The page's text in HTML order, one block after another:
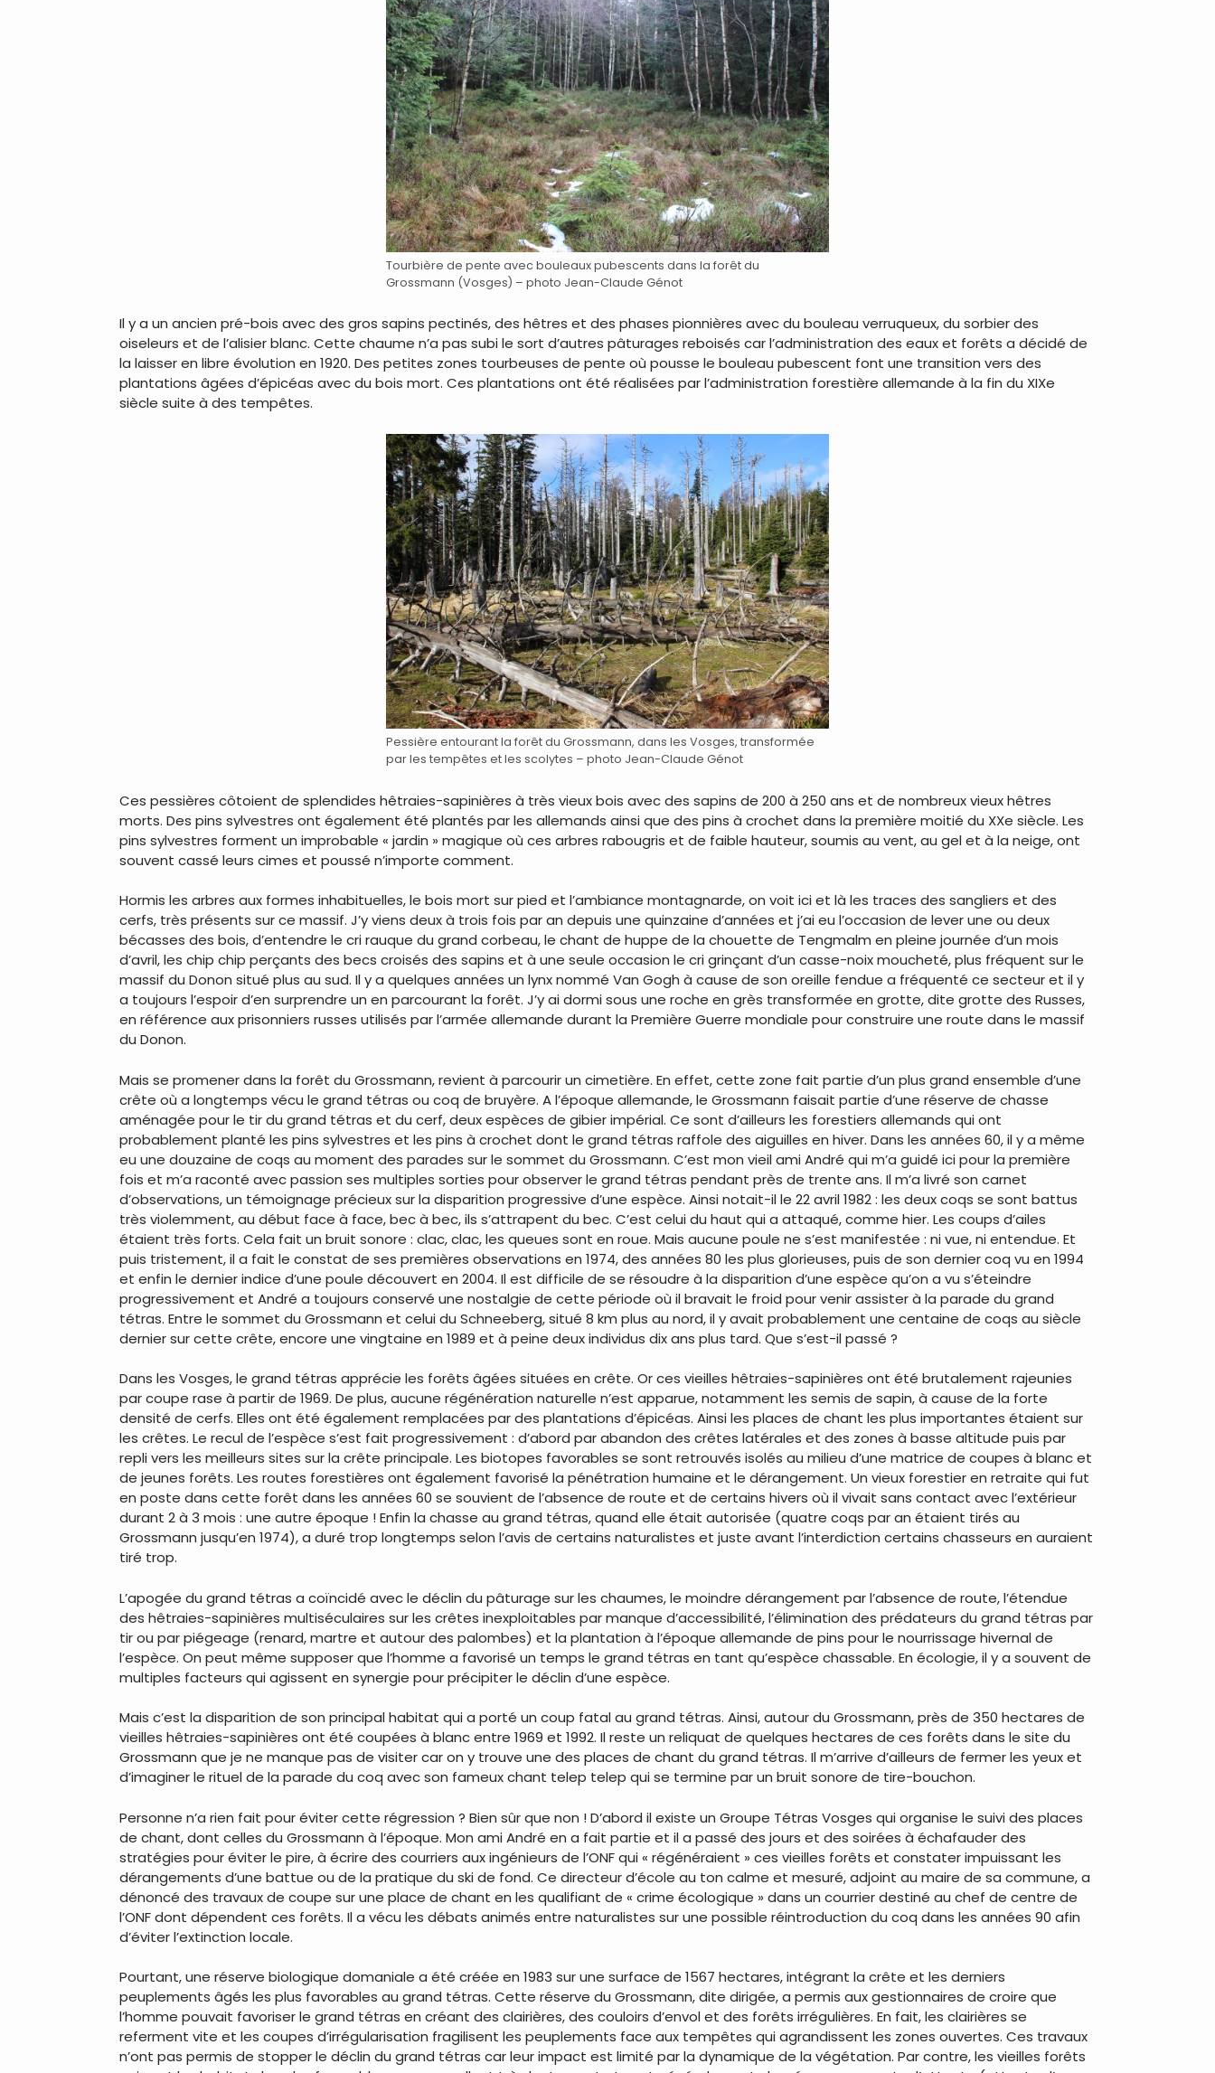
Tourbière de pente avec bouleaux pubescents dans la forêt du
Grossmann (Vosges) – photo Jean-Claude Génot
Il y a un ancien pré-bois avec des gros sapins pectinés, des hêtres et des phases pionnières avec du bouleau verruqueux, du sorbier des
oiseleurs et de l’alisier blanc. Cette chaume n’a pas subi le sort d’autres pâturages reboisés car l’administration des eaux et forêts a décidé de
la laisser en libre évolution en 1920. Des petites zones tourbeuses de pente où pousse le bouleau pubescent font une transition vers des
plantations âgées d’épicéas avec du bois mort. Ces plantations ont été réalisées par l’administration forestière allemande à la fin du XIXe
siècle suite à des tempêtes.
Pessière entourant la forêt du Grossmann, dans les Vosges, transformée
par les tempêtes et les scolytes – photo Jean-Claude Génot
Ces pessières côtoient de splendides hêtraies-sapinières à très vieux bois avec des sapins de 200 à 250 ans et de nombreux vieux hêtres
morts. Des pins sylvestres ont également été plantés par les allemands ainsi que des pins à crochet dans la première moitié du XXe siècle. Les
pins sylvestres forment un improbable « jardin » magique où ces arbres rabougris et de faible hauteur, soumis au vent, au gel et à la neige, ont
souvent cassé leurs cimes et poussé n’importe comment.
Hormis les arbres aux formes inhabituelles, le bois mort sur pied et l’ambiance montagnarde, on voit ici et là les traces des sangliers et des
cerfs, très présents sur ce massif. J’y viens deux à trois fois par an depuis une quinzaine d’années et j’ai eu l’occasion de lever une ou deux
bécasses des bois, d’entendre le cri rauque du grand corbeau, le chant de huppe de la chouette de Tengmalm en pleine journée d’un mois
d’avril, les chip chip perçants des becs croisés des sapins et à une seule occasion le cri grinçant d’un casse-noix moucheté, plus fréquent sur le
massif du Donon situé plus au sud. Il y a quelques années un lynx nommé Van Gogh à cause de son oreille fendue a fréquenté ce secteur et il y
a toujours l’espoir d’en surprendre un en parcourant la forêt. J’y ai dormi sous une roche en grès transformée en grotte, dite grotte des Russes,
en référence aux prisonniers russes utilisés par l’armée allemande durant la Première Guerre mondiale pour construire une route dans le massif
du Donon.
Mais se promener dans la forêt du Grossmann, revient à parcourir un cimetière. En effet, cette zone fait partie d’un plus grand ensemble d’une
crête où a longtemps vécu le grand tétras ou coq de bruyère. A l’époque allemande, le Grossmann faisait partie d’une réserve de chasse
aménagée pour le tir du grand tétras et du cerf, deux espèces de gibier impérial. Ce sont d’ailleurs les forestiers allemands qui ont
probablement planté les pins sylvestres et les pins à crochet dont le grand tétras raffole des aiguilles en hiver. Dans les années 60, il y a même
eu une douzaine de coqs au moment des parades sur le sommet du Grossmann. C’est mon vieil ami André qui m’a guidé ici pour la première
fois et m’a raconté avec passion ses multiples sorties pour observer le grand tétras pendant près de trente ans. Il m’a livré son carnet
d’observations, un témoignage précieux sur la disparition progressive d’une espèce. Ainsi notait-il le 22 avril 1982 : les deux coqs se sont battus
très violemment, au début face à face, bec à bec, ils s’attrapent du bec. C’est celui du haut qui a attaqué, comme hier. Les coups d’ailes
étaient très forts. Cela fait un bruit sonore : clac, clac, les queues sont en roue. Mais aucune poule ne s’est manifestée : ni vue, ni entendue. Et
puis tristement, il a fait le constat de ses premières observations en 1974, des années 80 les plus glorieuses, puis de son dernier coq vu en 1994
et enfin le dernier indice d’une poule découvert en 2004. Il est difficile de se résoudre à la disparition d’une espèce qu’on a vu s’éteindre
progressivement et André a toujours conservé une nostalgie de cette période où il bravait le froid pour venir assister à la parade du grand
tétras. Entre le sommet du Grossmann et celui du Schneeberg, situé 8 km plus au nord, il y avait probablement une centaine de coqs au siècle
dernier sur cette crête, encore une vingtaine en 1989 et à peine deux individus dix ans plus tard. Que s’est-il passé ?
Dans les Vosges, le grand tétras apprécie les forêts âgées situées en crête. Or ces vieilles hêtraies-sapinières ont été brutalement rajeunies
par coupe rase à partir de 1969. De plus, aucune régénération naturelle n’est apparue, notamment les semis de sapin, à cause de la forte
densité de cerfs. Elles ont été également remplacées par des plantations d’épicéas. Ainsi les places de chant les plus importantes étaient sur
les crêtes. Le recul de l’espèce s’est fait progressivement : d’abord par abandon des crêtes latérales et des zones à basse altitude puis par
repli vers les meilleurs sites sur la crête principale. Les biotopes favorables se sont retrouvés isolés au milieu d’une matrice de coupes à blanc et
de jeunes forêts. Les routes forestières ont également favorisé la pénétration humaine et le dérangement. Un vieux forestier en retraite qui fut
en poste dans cette forêt dans les années 60 se souvient de l’absence de route et de certains hivers où il vivait sans contact avec l’extérieur
durant 2 à 3 mois : une autre époque ! Enfin la chasse au grand tétras, quand elle était autorisée (quatre coqs par an étaient tirés au
Grossmann jusqu’en 1974), a duré trop longtemps selon l’avis de certains naturalistes et juste avant l’interdiction certains chasseurs en auraient
tiré trop.
L’apogée du grand tétras a coïncidé avec le déclin du pâturage sur les chaumes, le moindre dérangement par l’absence de route, l’étendue
des hêtraies-sapinières multiséculaires sur les crêtes inexploitables par manque d’accessibilité, l’élimination des prédateurs du grand tétras par
tir ou par piégeage (renard, martre et autour des palombes) et la plantation à l’époque allemande de pins pour le nourrissage hivernal de
l’espèce. On peut même supposer que l’homme a favorisé un temps le grand tétras en tant qu’espèce chassable. En écologie, il y a souvent de
multiples facteurs qui agissent en synergie pour précipiter le déclin d’une espèce.
Mais c’est la disparition de son principal habitat qui a porté un coup fatal au grand tétras. Ainsi, autour du Grossmann, près de 350 hectares de
vieilles hêtraies-sapinières ont été coupées à blanc entre 1969 et 1992. Il reste un reliquat de quelques hectares de ces forêts dans le site du
Grossmann que je ne manque pas de visiter car on y trouve une des places de chant du grand tétras. Il m’arrive d’ailleurs de fermer les yeux et
d’imaginer le rituel de la parade du coq avec son fameux chant telep telep qui se termine par un bruit sonore de tire-bouchon.
Personne n’a rien fait pour éviter cette régression ? Bien sûr que non ! D’abord il existe un Groupe Tétras Vosges qui organise le suivi des places
de chant, dont celles du Grossmann à l’époque. Mon ami André en a fait partie et il a passé des jours et des soirées à échafauder des
stratégies pour éviter le pire, à écrire des courriers aux ingénieurs de l’ONF qui « régénéraient » ces vieilles forêts et constater impuissant les
dérangements d’une battue ou de la pratique du ski de fond. Ce directeur d’école au ton calme et mesuré, adjoint au maire de sa commune, a
dénoncé des travaux de coupe sur une place de chant en les qualifiant de « crime écologique » dans un courrier destiné au chef de centre de
l’ONF dont dépendent ces forêts. Il a vécu les débats animés entre naturalistes sur une possible réintroduction du coq dans les années 90 afin
d’éviter l’extinction locale.
Pourtant, une réserve biologique domaniale a été créée en 1983 sur une surface de 1567 hectares, intégrant la crête et les derniers
peuplements âgés les plus favorables au grand tétras. Cette réserve du Grossmann, dite dirigée, a permis aux gestionnaires de croire que
l’homme pouvait favoriser le grand tétras en créant des clairières, des couloirs d’envol et des forêts irrégulières. En fait, les clairières se
referment vite et les coupes d’irrégularisation fragilisent les peuplements face aux tempêtes qui agrandissent les zones ouvertes. Ces travaux
n’ont pas permis de stopper le déclin du grand tétras car leur impact est limité par la dynamique de la végétation. Par contre, les vieilles forêts